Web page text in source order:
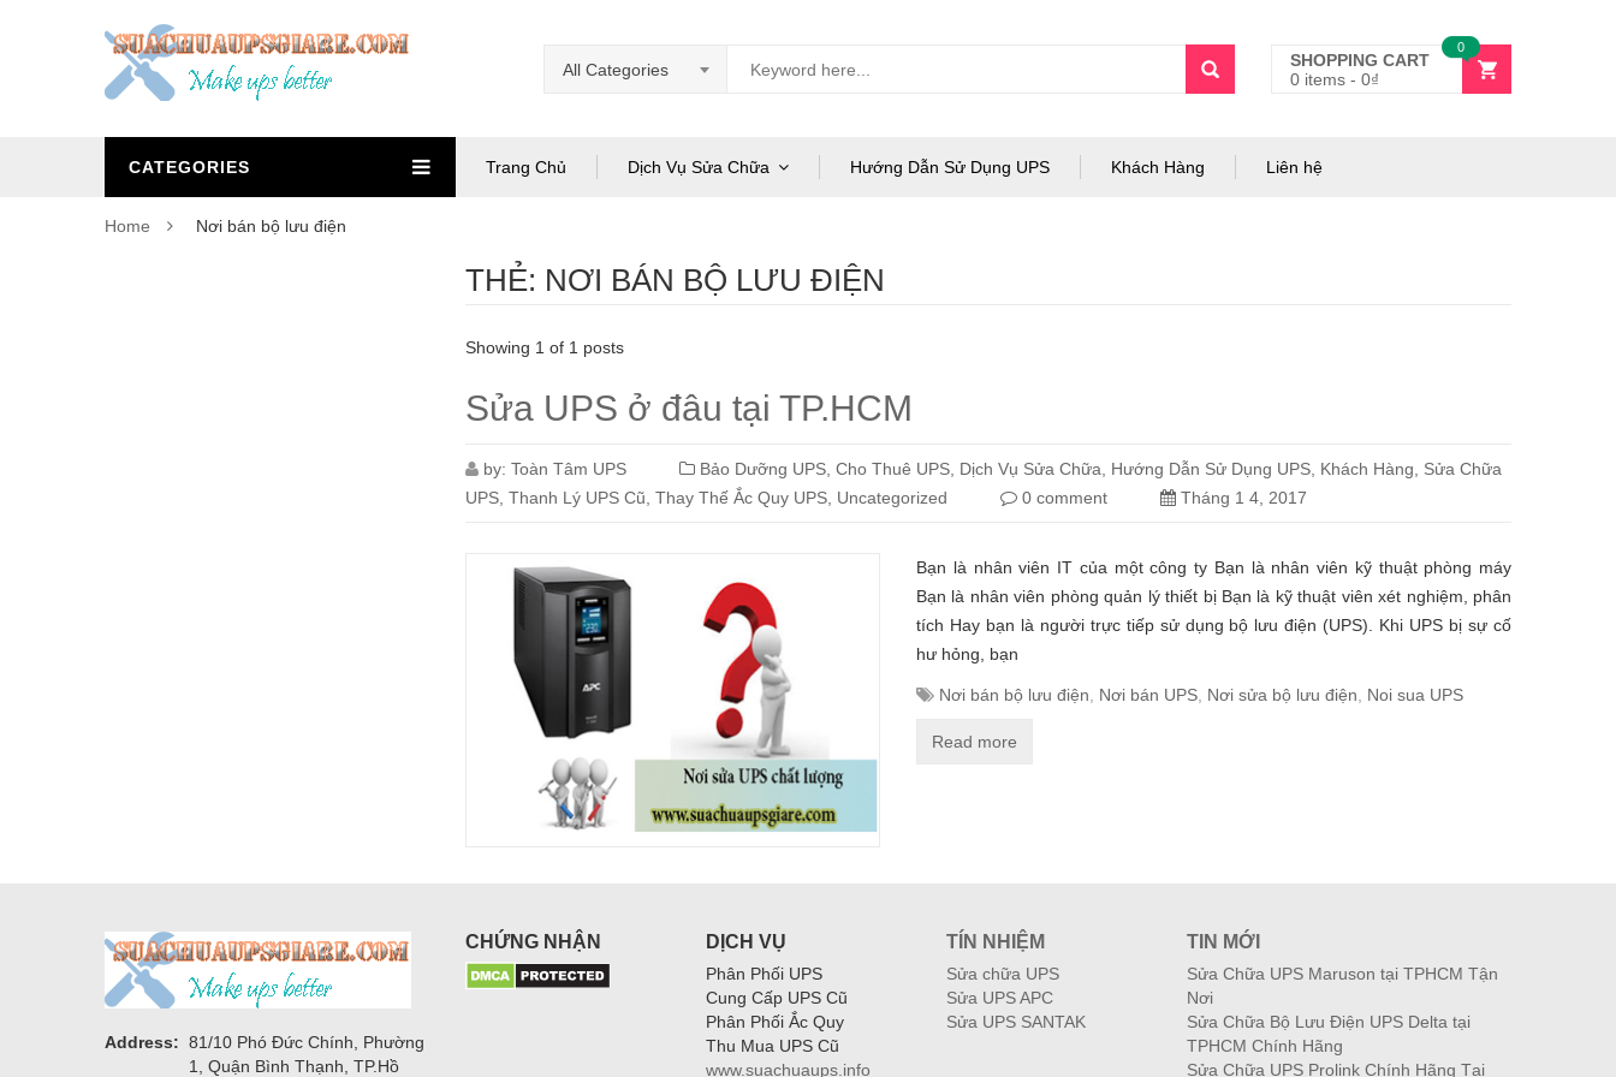
All Categories
SHOPPING CART
0 items - 0₫
0
CATEGORIES Trang Chủ Dịch Vụ Sửa Chữa Hướng Dẫn Sử Dụng UPS Khách Hàng Liên hệ
Home Nơi bán bộ lưu điện
THẺ: NƠI BÁN BỘ LƯU ĐIỆN
Showing 1 of 1 posts
Sửa UPS ở đâu tại TP.HCM
by: Toàn Tâm UPS Bảo Dưỡng UPS Cho Thuê UPS Dịch Vụ Sửa Chữa Hướng Dẫn Sử Dụng UPS Khách Hàng
Sửa Chữa
UPS Thanh Lý UPS Cũ Thay Thế Ắc Quy UPS Uncategorized 0 comment Tháng 1 4, 2017
Bạn là nhân viên IT của một công ty Bạn là nhân viên kỹ thuật phòng máy
Bạn là nhân viên phòng quản lý thiết bị Bạn là kỹ thuật viên xét nghiệm, phân
tích Hay bạn là người trực tiếp sử dụng bộ lưu điện (UPS). Khi UPS bị sự cố
hư hỏng, bạn
Nơi bán bộ lưu điện Nơi bán UPS Nơi sửa bộ lưu điện Noi sua UPS
Read more
Address: 81/10 Phó Đức Chính, Phường
1, Quận Bình Thạnh, TP.Hồ
CHỨNG NHẬN DỊCH VỤ
Phân Phối UPS
Cung Cấp UPS Cũ
Phân Phối Ắc Quy
Thu Mua UPS Cũ
www.suachuaups.info
TÍN NHIỆM
Sửa chữa UPS
Sửa UPS APC
Sửa UPS SANTAK
TIN MỚI
Sửa Chữa UPS Maruson tại TPHCM Tận
Nơi
Sửa Chữa Bộ Lưu Điện UPS Delta tại
TPHCM Chính Hãng
Sửa Chữa UPS Prolink Chính Hãng Tại